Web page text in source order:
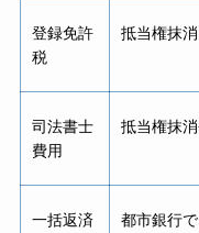
登録免許
税
抵当権抹
司法書士
費用
抵当権抹
一括返済
都市銀行